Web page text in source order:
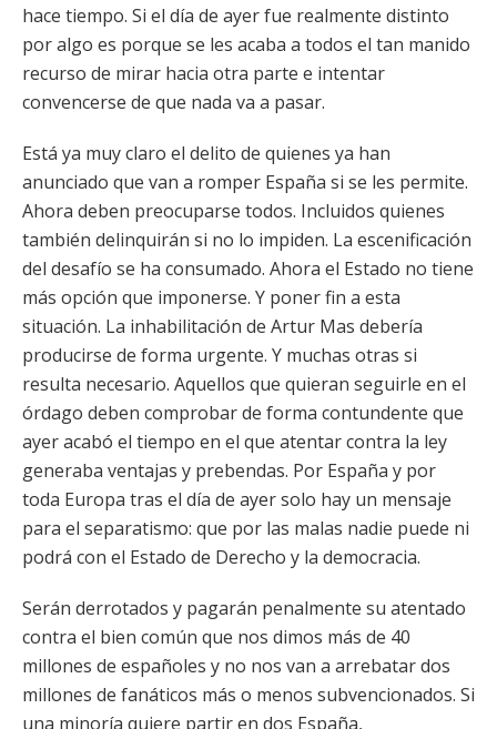
hace tiempo. Si el día de ayer fue realmente distinto
por algo es porque se les acaba a todos el tan manido
recurso de mirar hacia otra parte e intentar
convencerse de que nada va a pasar.
Está ya muy claro el delito de quienes ya han
anunciado que van a romper España si se les permite.
Ahora deben preocuparse todos. Incluidos quienes
también delinquirán si no lo impiden. La escenificación
del desafío se ha consumado. Ahora el Estado no tiene
más opción que imponerse. Y poner fin a esta
situación. La inhabilitación de Artur Mas debería
producirse de forma urgente. Y muchas otras si
resulta necesario. Aquellos que quieran seguirle en el
órdago deben comprobar de forma contundente que
ayer acabó el tiempo en el que atentar contra la ley
generaba ventajas y prebendas. Por España y por
toda Europa tras el día de ayer solo hay un mensaje
para el separatismo: que por las malas nadie puede ni
podrá con el Estado de Derecho y la democracia.
Serán derrotados y pagarán penalmente su atentado
contra el bien común que nos dimos más de 40
millones de españoles y no nos van a arrebatar dos
millones de fanáticos más o menos subvencionados. Si
una minoría quiere partir en dos España,